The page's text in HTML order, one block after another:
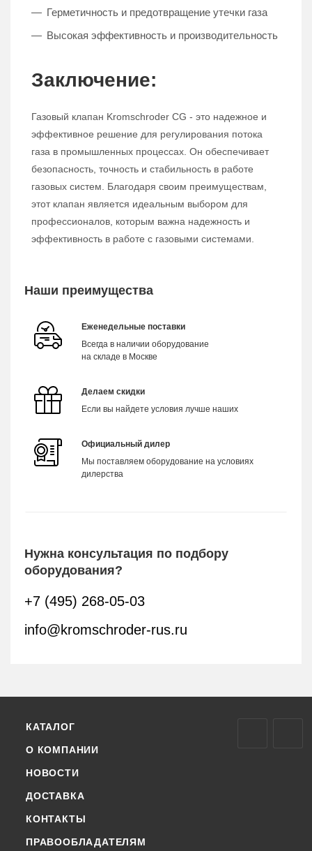
Герметичность и предотвращение утечки газа
Высокая эффективность и производительность
Заключение:
Газовый клапан Kromschroder CG - это надежное и
эффективное решение для регулирования потока
газа в промышленных процессах. Он обеспечивает
безопасность, точность и стабильность в работе
газовых систем. Благодаря своим преимуществам,
этот клапан является идеальным выбором для
профессионалов, которым важна надежность и
эффективность в работе с газовыми системами.
Наши преимущества
Еженедельные поставки
Всегда в наличии оборудование
на складе в Москве
Делаем скидки
Если вы найдете условия лучше наших
Официальный дилер
Мы поставляем оборудование на условиях
дилерства
Нужна консультация по подбору
оборудования?
+7 (495) 268-05-03
info@kromschroder-rus.ru
КАТАЛОГ
О КОМПАНИИ
НОВОСТИ
ДОСТАВКА
КОНТАКТЫ
ПРАВООБЛАДАТЕЛЯМ